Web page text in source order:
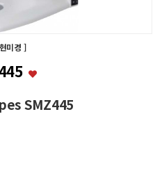
미경 ]
SMZ445